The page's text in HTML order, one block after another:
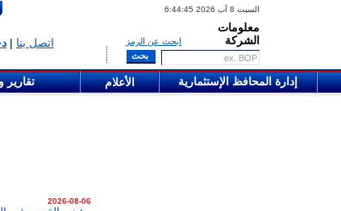
السبت 8 آب 2026 6:44:45
معلومات
الشركة
ابحث عن الرمز اتصل بنا |
إدارة المحافظ الإستثمارية الأعلام تقارير
2026-08-06